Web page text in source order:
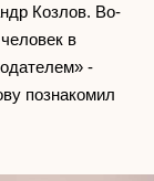
Козлов. Во-
в
-
познакомил